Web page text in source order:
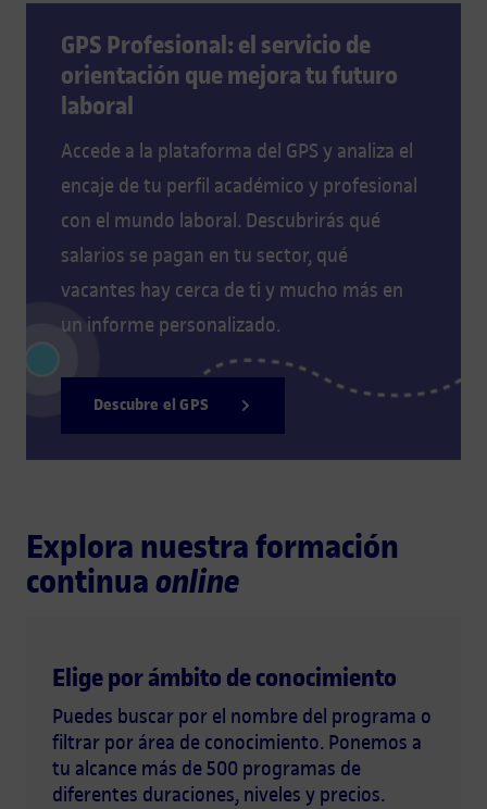
GPS Profesional: el servicio de
orientación que mejora tu futuro
laboral
Accede a la plataforma del GPS y analiza el
encaje de tu perfil académico y profesional
con el mundo laboral. Descubrirás qué
salarios se pagan en tu sector, qué
vacantes hay cerca de ti y mucho más en
un informe personalizado.
Descubre el GPS
Explora nuestra formación
continuaonline
Elige por ámbito de conocimiento
Puedes buscar por el nombre del programa o
filtrar por área de conocimiento. Ponemos a
tu alcance más de 500 programas de
diferentes duraciones, niveles y precios.